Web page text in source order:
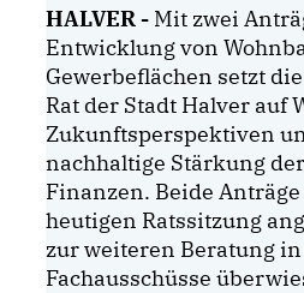
HALVER - Mit zwei
Entwicklung von
Gewerbeflächen setzt
Rat der Stadt Halver auf
Zukunftsperspektiven
nachhaltige Stärkung
Finanzen. Beide
heutigen Ratssitzung
zur weiteren Beratung
Fachausschüsse